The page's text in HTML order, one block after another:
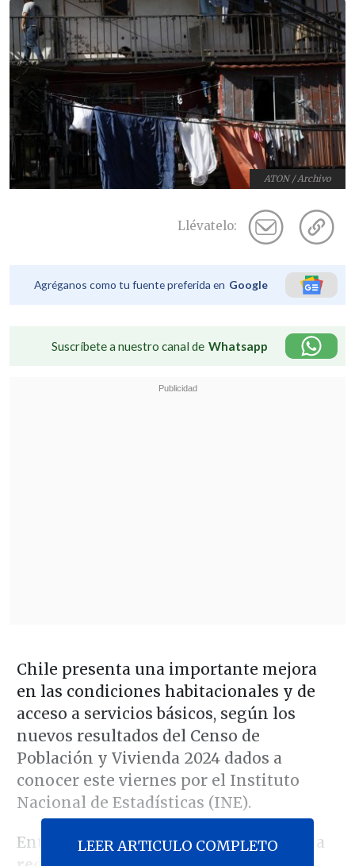
ATON / Archivo
Llévatelo:
Agréganos como tu fuente preferida en Google
Suscríbete a nuestro canal de Whatsapp
Chile presenta una importante mejora
en las condiciones habitacionales y de
acceso a servicios básicos, según los
nuevos resultados del Censo de
Población y Vivienda 2024 dados a
conocer este viernes por el Instituto
Nacional de Estadísticas (INE).
Entre los principales avances destaca la
LEER ARTICULO COMPLETO